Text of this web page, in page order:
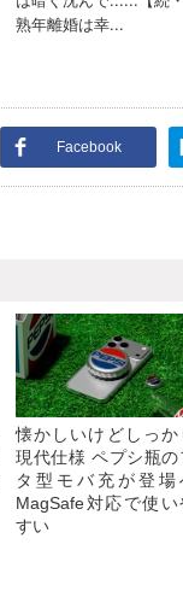
Facebook
懐かしいけどしっか
現代仕様 ペプシ瓶の
タ型モバ充が登場
MagSafe対応で使い
すい